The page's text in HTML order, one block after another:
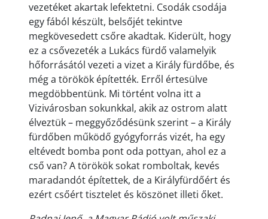
vezetéket akartak lefektetni. Csodák csodája
egy fából készült, belsőjét tekintve
megkövesedett csőre akadtak. Kiderült, hogy
ez a csővezeték a Lukács fürdő valamelyik
hőforrásától vezeti a vizet a Király fürdőbe, és
még a törökök építették. Erről értesülve
megdöbbentünk. Mi történt volna itt a
Vizivárosban sokunkkal, akik az ostrom alatt
élveztük – meggyőződésünk szerint – a Király
fürdőben működő gyógyforrás vizét, ha egy
eltévedt bomba pont oda pottyan, ahol ez a
cső van? A törökök sokat romboltak, kevés
maradandót építettek, de a Királyfürdőért és
ezért csőért tisztelet és köszönet illeti őket.